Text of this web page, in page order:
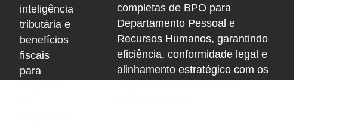
inteligência
tributária e
benefícios
fiscais
para
completas de BPO para
Departamento Pessoal e
Recursos Humanos, garantindo
eficiência, conformidade legal e
alinhamento estratégico com os